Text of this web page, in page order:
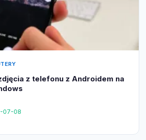
z telefonu z Androidem na
07-08